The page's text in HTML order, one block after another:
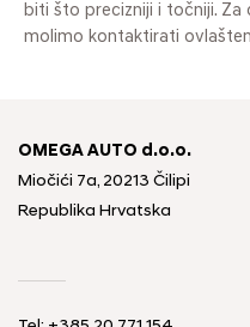
biti što precizniji i točniji.
molimo kontaktirati
OMEGA AUTO d.o.o.
Miočići 7a, 20213 Čilipi
Republika Hrvatska